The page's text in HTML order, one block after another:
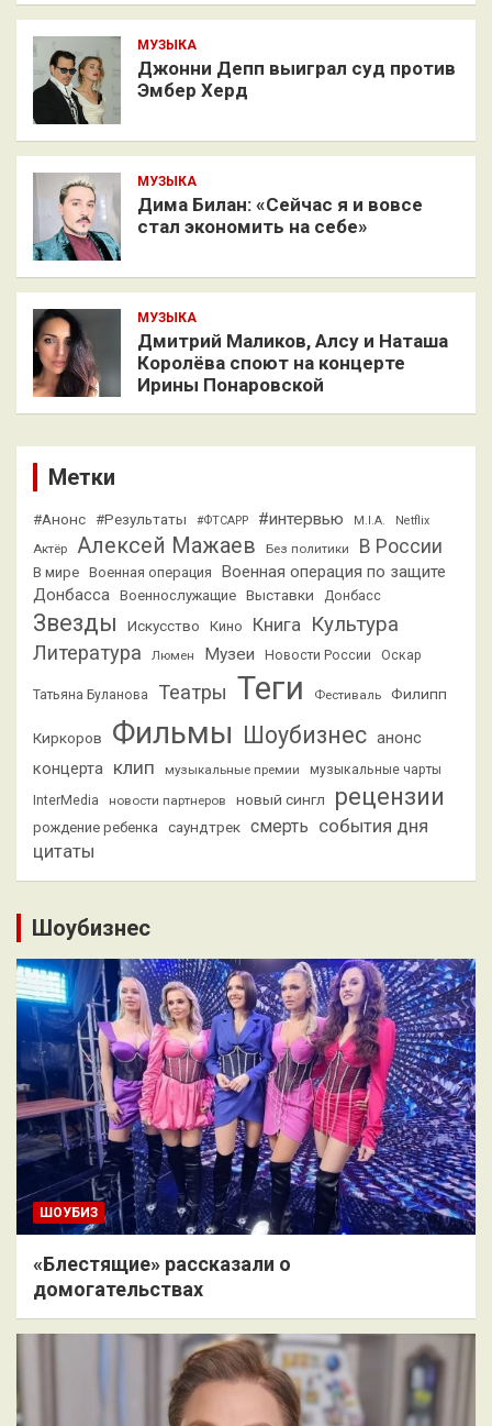
МУЗЫКА
Джонни Депп выиграл суд против
Эмбер Херд
МУЗЫКА
Дима Билан: «Сейчас я и вовсе
стал экономить на себе»
МУЗЫКА
Дмитрий Маликов, Алсу и Наташа
Королёва споют на концерте
Ирины Понаровской
Метки
#Анонс #Результаты #ФТСАРР #интервью M.I.A. Netflix
Актёр Алексей Мажаев Без политики В России
В мире Военная операция
Военная операция по защите
Донбасса Военнослужащие Выставки Донбасс
Звезды Искусство Кино Книга Культура
Литература Люмен Музеи Новости России Оскар
Татьяна Буланова Театры Теги Фестиваль Филипп
Киркоров Фильмы Шоубизнес анонс
концерта клип музыкальные премии
музыкальные чарты
InterMedia
новости партнеров новый сингл рецензии
рождение ребенка саундтрек смерть события дня
цитаты
Шоубизнес
ШОУБИЗ
«Блестящие» рассказали о
домогательствах